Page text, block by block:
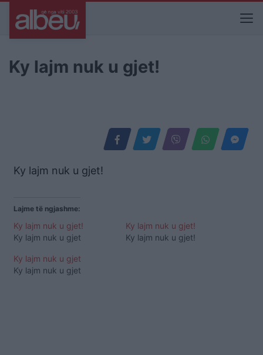
Ky lajm nuk u gjet!
Ky lajm nuk u gjet!
Lajme të ngjashme:
Ky lajm nuk u gjet!
Ky lajm nuk u gjet
Ky lajm nuk u gjet!
Ky lajm nuk u gjet!
Ky lajm nuk u gjet
Ky lajm nuk u gjet